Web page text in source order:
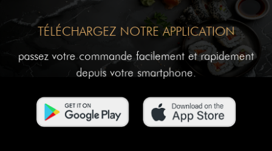
TÉLÉCHARGEZ NOTRE APPLICATION
passez votre commande facilement et rapidement
depuis votre smartphone.